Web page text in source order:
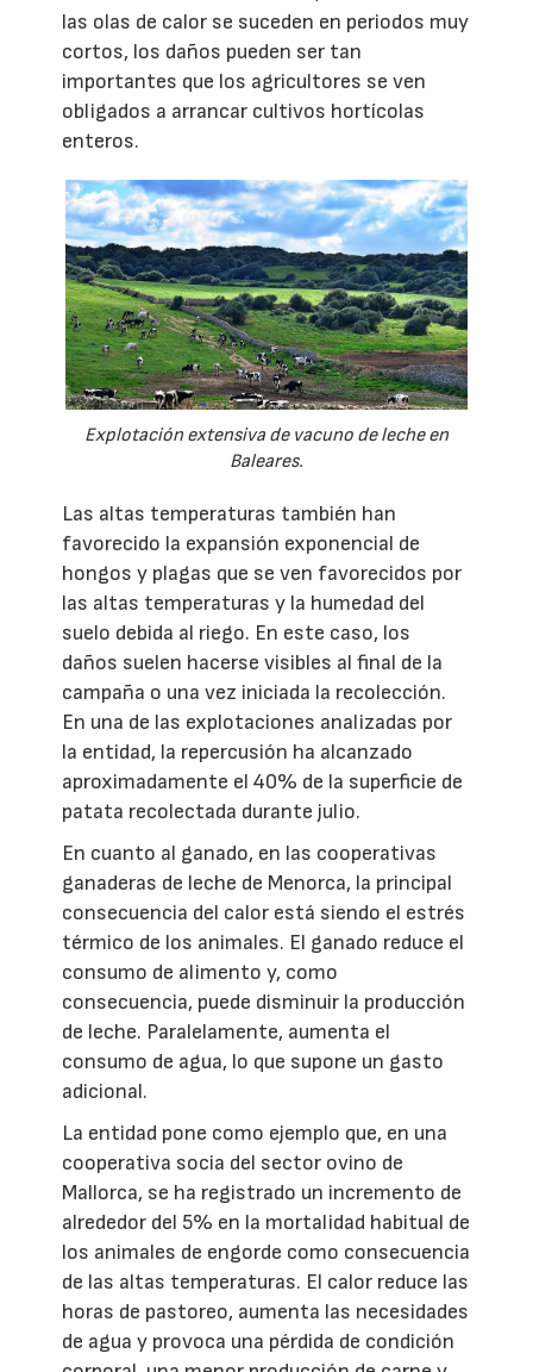
las olas de calor se suceden en periodos muy
cortos, los daños pueden ser tan
importantes que los agricultores se ven
obligados a arrancar cultivos hortícolas
enteros.
Explotación extensiva de vacuno de leche en
Baleares.
Las altas temperaturas también han
favorecido la expansión exponencial de
hongos y plagas que se ven favorecidos por
las altas temperaturas y la humedad del
suelo debida al riego. En este caso, los
daños suelen hacerse visibles al final de la
campaña o una vez iniciada la recolección.
En una de las explotaciones analizadas por
la entidad, la repercusión ha alcanzado
aproximadamente el 40% de la superficie de
patata recolectada durante julio.
En cuanto al ganado, en las cooperativas
ganaderas de leche de Menorca, la principal
consecuencia del calor está siendo el estrés
térmico de los animales. El ganado reduce el
consumo de alimento y, como
consecuencia, puede disminuir la producción
de leche. Paralelamente, aumenta el
consumo de agua, lo que supone un gasto
adicional.
La entidad pone como ejemplo que, en una
cooperativa socia del sector ovino de
Mallorca, se ha registrado un incremento de
alrededor del 5% en la mortalidad habitual de
los animales de engorde como consecuencia
de las altas temperaturas. El calor reduce las
horas de pastoreo, aumenta las necesidades
de agua y provoca una pérdida de condición